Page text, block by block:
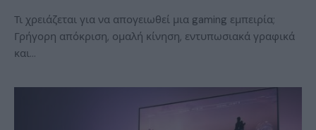
Τι χρειάζεται για να απογειωθεί μια gaming εμπειρία;
Γρήγορη απόκριση, ομαλή κίνηση, εντυπωσιακά γραφικά
και…